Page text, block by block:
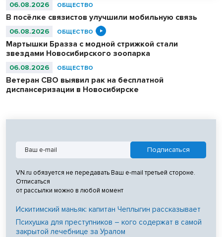
06.08.2026 ОБЩЕСТВО
В посёлке связистов улучшили мобильную связь
06.08.2026 ОБЩЕСТВО
Мартышки Бразза с модной стрижкой стали
звездами Новосибирского зоопарка
06.08.2026 ОБЩЕСТВО
Ветеран СВО выявил рак на бесплатной
диспансеризации в Новосибирске
VN.ru обязуется не передавать Ваш e-mail третьей стороне.
Отписаться
от рассылки можно в любой момент
Искитимский маньяк: капитан Чеплыгин рассказывает
Психушка для преступников – кого содержат в самой
закрытой лечебнице за Уралом